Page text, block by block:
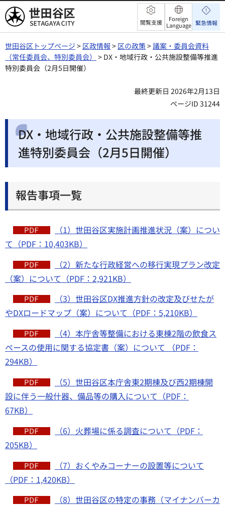
世田谷区 閲覧支援
Foreign
Language 緊急情報
世田谷区トップページ > 区政情報 > 区の政策>議案・委員会資料
（常任委員会、特別委員会） > DX・地域行政・公共施設整備等推進
特別委員会（2月5日開催）
最終更新日 2026年2月13日
ページID 31244
DX・地域行政・公共施設整備等推
進特別委員会（2月5日開催）
報告事項一覧
（1）世田谷区実施計画推進状況（案）につい
て（PDF：10,403KB）
（2）新たな行政経営への移行実現プラン改定
（案）について（PDF：2,921KB）
（3）世田谷区DX推進方針の改定及びせたが
やDXロードマップ（案）について（PDF：5,210KB）
（4）本庁舎等整備における東棟2階の飲食ス
ペースの使用に関する協定書（案）について （PDF：
294KB）
（5）世田谷区本庁舎東2期棟及び西2期棟開
設に伴う一般什器、備品等の購入について（PDF：
67KB）
（6）火葬場に係る調査について（PDF：
205KB）
（7）おくやみコーナーの設置等について
（PDF：1,420KB）
（8）世田谷区の特定の事務（マイナンバーカ